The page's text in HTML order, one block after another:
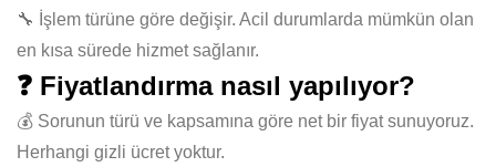
🔧 İşlem türüne göre değişir. Acil durumlarda mümkün olan
en kısa sürede hizmet sağlanır.
❓ Fiyatlandırma nasıl yapılıyor?
💰 Sorunun türü ve kapsamına göre net bir fiyat sunuyoruz.
Herhangi gizli ücret yoktur.